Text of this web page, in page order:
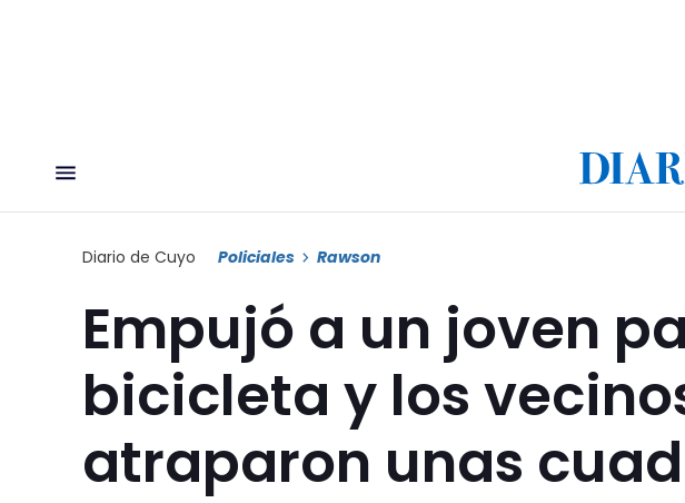
Diario de Cuyo Policiales Rawson
Empujó a un joven
bicicleta y los
atraparon unas